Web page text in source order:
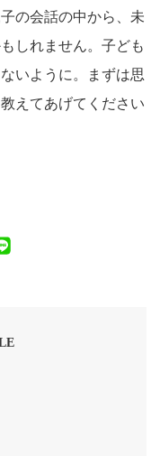
の会話の中から、未
しれません。子ども
いように。まずは思
えてあげてください